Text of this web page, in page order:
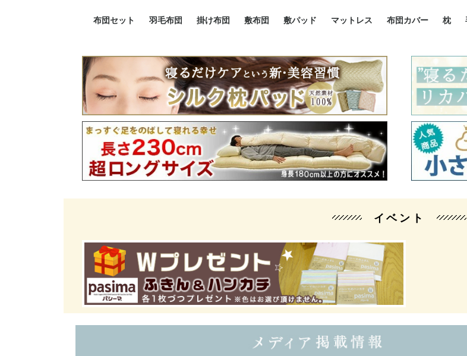
布団セット
羽毛布団セット 2点セット
3点セット
4点セット
5点セット
6点セット
エクセルゴールド
ロイヤルゴールド
マザーダックダウン
小さい布団セット
大きい布団セット
掛け布団セット 2点セット
3点セット
4点セット
6点セット
敷布団セット 2点セット
3点セット
羽毛布団
プレミアムゴールド
ロイヤルゴールド
エクセルゴールド
ニューゴールド
マザーダックダウン
マザーグースダウン
スーパーロングサイズ
洗える羽毛布団
肌掛け布団
掛け布団
防ダニ掛け布団
洗える掛け布団
小さい掛け布団
大きい掛け布団
肌掛け布団
敷布団
防ダニ敷布団
小さい敷布団 70cm幅 ミニシングル
75cm幅 ショートセミシ
ングル
80cm幅 セミシングル
大きい敷布団
機能性敷布団
敷パッド
シングルサイズ敷パッド
小さい敷パッド
大きい敷パッド
シルク敷パッド
枕パッド
シルク枕パッド
除湿シート
接触冷感パッド
暖かパッド
ガーゼケット
オーガニックコットン
ベッドパッド
パッドセット
マットレス 布団カバー
掛け布団カバー
敷布団カバー
枕カバー
BOXシーツ
防ダニカバー
クッションカバー
オーガニックコット
カバーセット
枕
小さ
やや
普通
大き
パイ
高反
低反
機能
イベント